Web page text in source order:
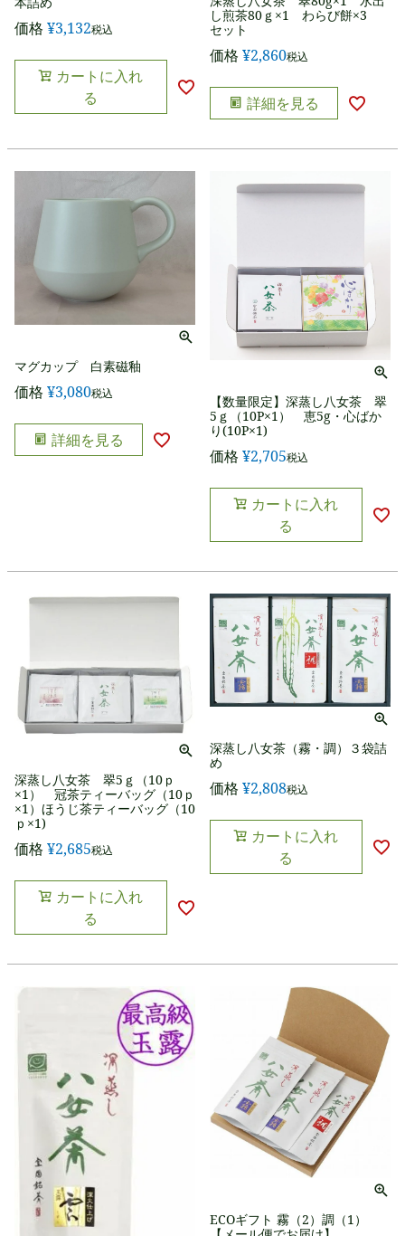
価格 ¥3,132税込
カートに入れ
る
し煎茶80ｇ×1 わらび餅×3
セット
価格 ¥2,860税込
詳細を見る
マグカップ 白素磁釉
価格 ¥3,080税込
詳細を見る
【数量限定】深蒸し八女茶 翠
5ｇ（10P×1） 恵5g・心ばか
り(10P×1)
価格 ¥2,705税込
カートに入れ
る
深蒸し八女茶 翠5ｇ（10ｐ
×1） 冠茶ティーバッグ（10ｐ
×1）ほうじ茶ティーバッグ（10
ｐ×1)
価格 ¥2,685税込
カートに入れ
る
深蒸し八女茶（霧・調）３袋詰
め
価格 ¥2,808税込
カートに入れ
る
ECOギフト 霧（2）調（1）